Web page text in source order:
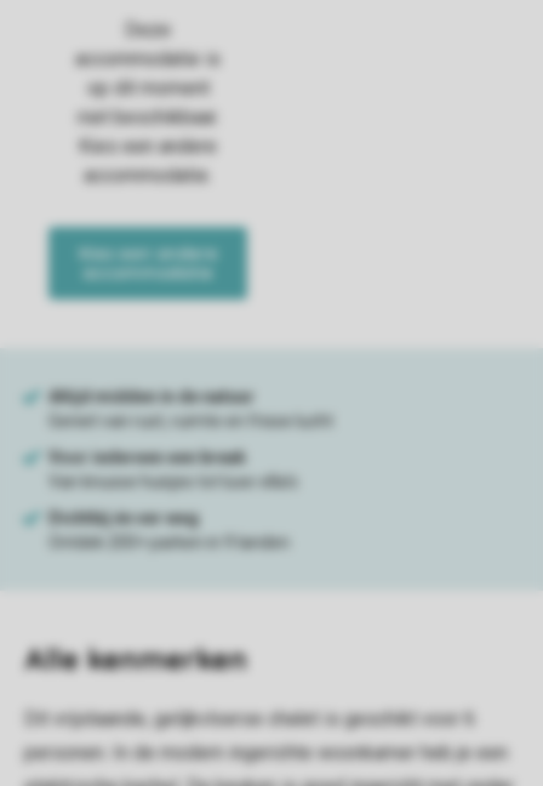
Allekenmerken
Dit vrijstaande, gelijkvloerse chalet is geschikt voor 6
personen. In de modern ingerichte woonkamer heb je een